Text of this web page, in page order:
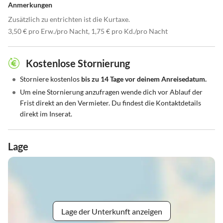
Anmerkungen
Zusätzlich zu entrichten ist die Kurtaxe.
3,50 € pro Erw./pro Nacht, 1,75 € pro Kd./pro Nacht
Kostenlose Stornierung
• Storniere kostenlos bis zu 14 Tage vor deinem Anreisedatum.
• Um eine Stornierung anzufragen wende dich vor Ablauf der
Frist direkt an den Vermieter. Du findest die Kontaktdetails
direkt im Inserat.
Lage
Lage der Unterkunft anzeigen